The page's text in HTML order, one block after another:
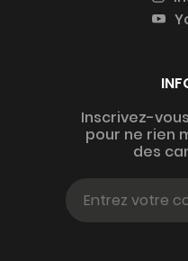
Inscrivez-
pour ne rien
des